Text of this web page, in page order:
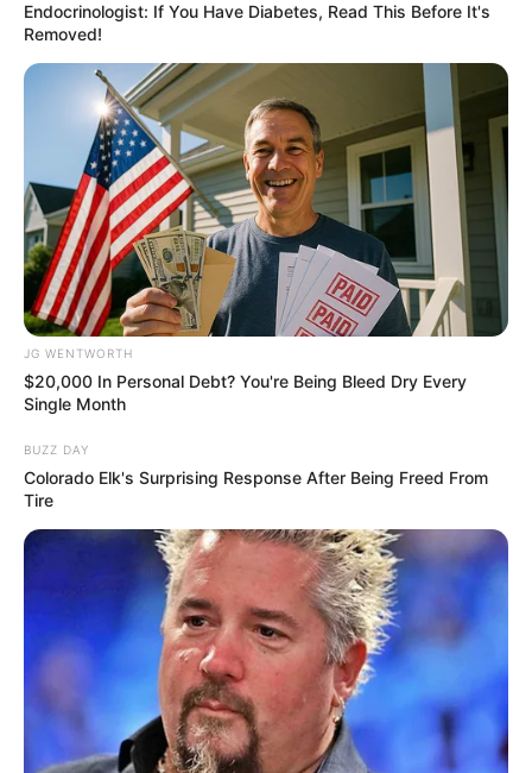
Tarantino Wants To End His Career With This
Movie?
BRAINBERRIES
Watch The Most Jaw‑Dropping Figure Skating
Moments
Endocrinologist: If You Have Diabetes, Read This Before It's
Removed!
JG WENTWORTH
$20,000 In Personal Debt? You're Being Bleed Dry Every
Single Month
BUZZ DAY
Colorado Elk's Surprising Response After Being Freed From
Tire